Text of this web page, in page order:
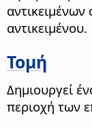
αντικειμένου.
Τομή
Δημιουργεί
περιοχή των